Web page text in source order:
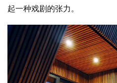
起一种戏剧的张力。